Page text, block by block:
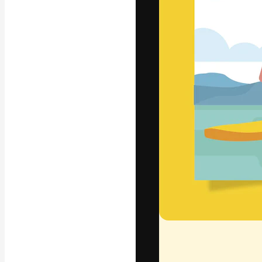
La plateforme
vos meilleurs
d’abonnés :
studios.
Français